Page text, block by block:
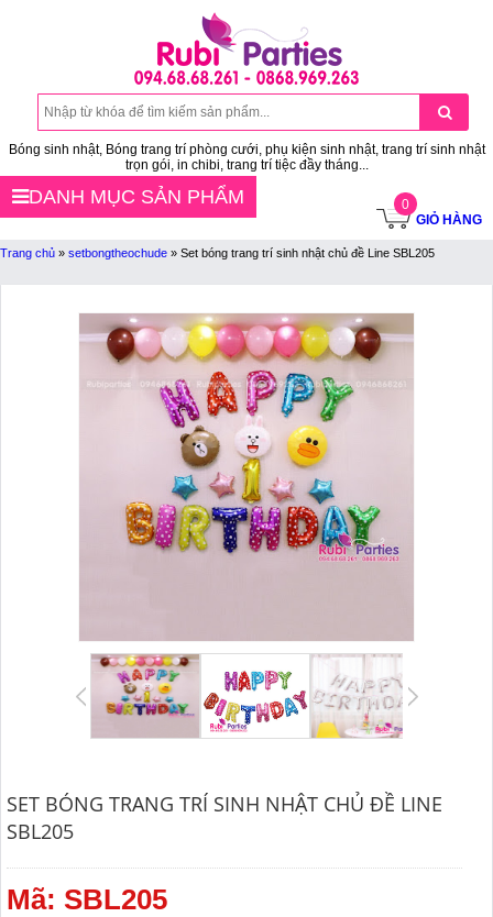
Bóng sinh nhật, Bóng trang trí phòng cưới, phụ kiện sinh nhật, trang trí sinh nhật
trọn gói, in chibi, trang trí tiệc đầy tháng...
0
GIỎ HÀNG
DANH MỤC SẢN PHẨM
Trang chủ » setbongtheochude » Set bóng trang trí sinh nhật chủ đề Line SBL205
SET BÓNG TRANG TRÍ SINH NHẬT CHỦ ĐỀ LINE
SBL205
Mã: SBL205